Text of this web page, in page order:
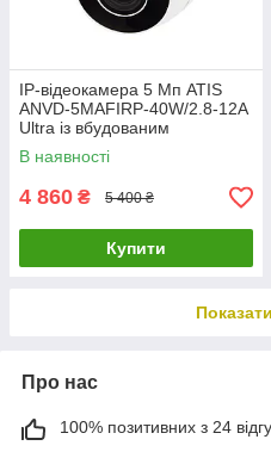
IP-відеокамера 5 Мп ATIS
ANVD-5MAFIRP-40W/2.8-12A
Ultra із вбудованим
мікрофоном для системи
В наявності
4 860 ₴ 5 400 ₴
Купити
Про нас
100% позитивних з 24